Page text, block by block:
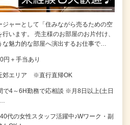
ジャーとして「住みながら売るための空
います。 売主様のお部屋のお片付け、
な魅力的な部屋へ演出するお仕事で…
円＋手当あり
郊エリア ※直行直帰OK
で4～6H勤務で応相談 ※月8日以上(土日
…
代の女性スタッフ活躍中♪Wワーク・副